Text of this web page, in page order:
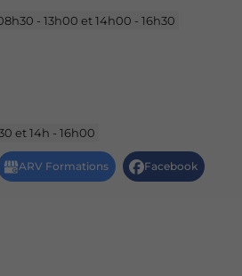
- 13h00 et 14h00 - 16h30
et 14h - 16h00